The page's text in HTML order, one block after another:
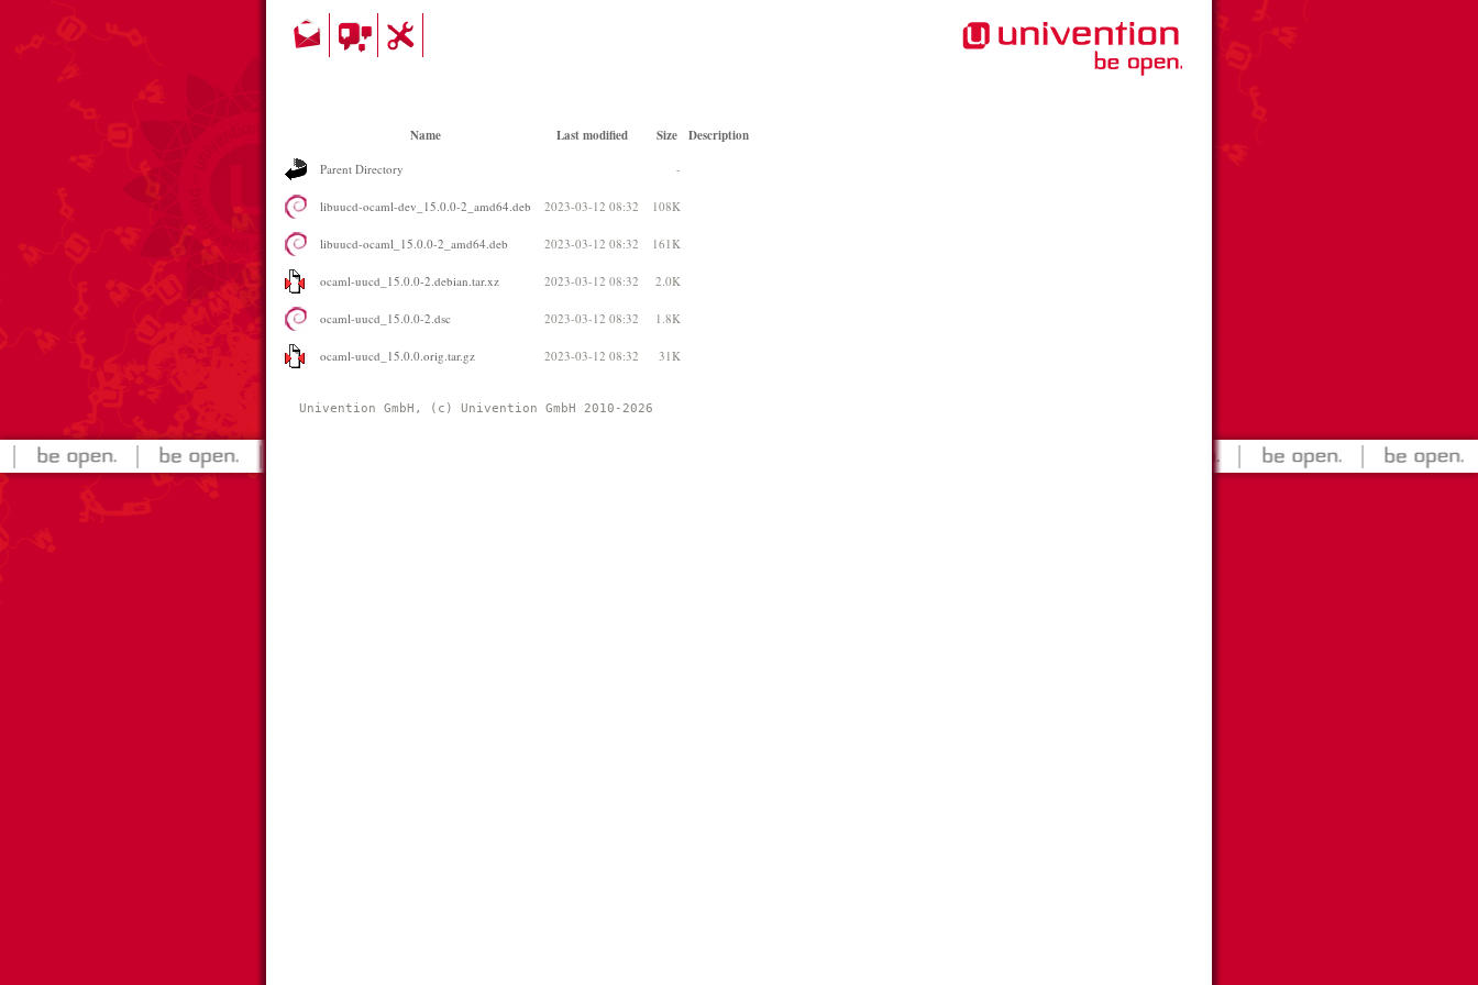
Name Last modified Size Description
Parent Directory -
libuucd-ocaml-dev_15.0.0-2_amd64.deb 2023-03-12 08:32 108K
libuucd-ocaml_15.0.0-2_amd64.deb 2023-03-12 08:32 161K
ocaml-uucd_15.0.0-2.debian.tar.xz 2023-03-12 08:32 2.0K
ocaml-uucd_15.0.0-2.dsc 2023-03-12 08:32 1.8K
ocaml-uucd_15.0.0.orig.tar.gz 2023-03-12 08:32 31K
Univention GmbH, (c) Univention GmbH 2010-2026